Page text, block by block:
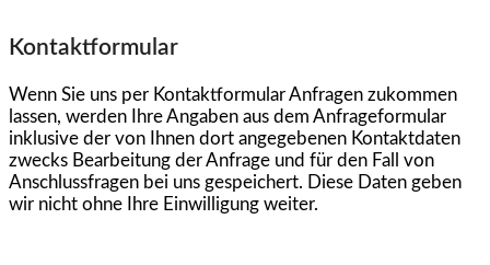
Kontaktformular
Wenn Sie uns per Kontaktformular Anfragen zukommen
lassen, werden Ihre Angaben aus dem Anfrageformular
inklusive der von Ihnen dort angegebenen Kontaktdaten
zwecks Bearbeitung der Anfrage und für den Fall von
Anschlussfragen bei uns gespeichert. Diese Daten geben
wir nicht ohne Ihre Einwilligung weiter.